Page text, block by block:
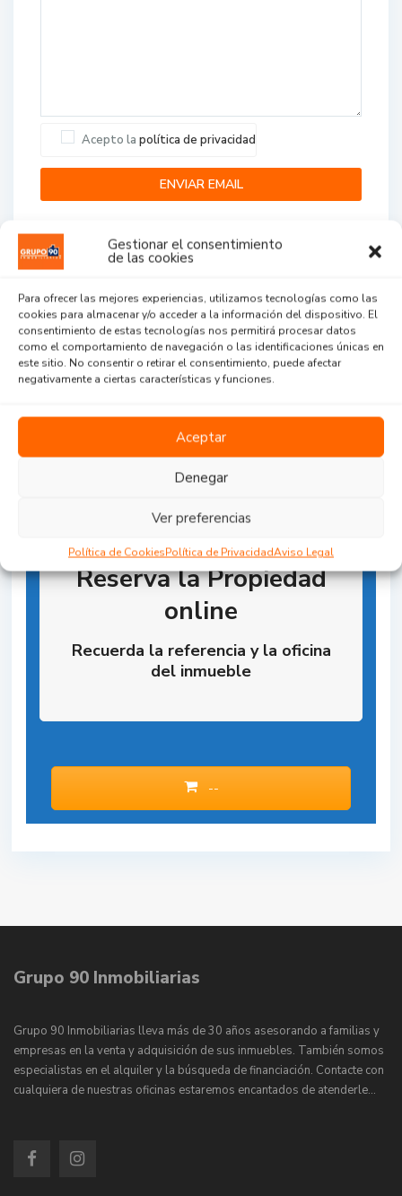
Gestionar el consentimiento
de las cookies
Para ofrecer las mejores experiencias, utilizamos tecnologías como las
cookies para almacenar y/o acceder a la información del dispositivo. El
consentimiento de estas tecnologías nos permitirá procesar datos
como el comportamiento de navegación o las identificaciones únicas en
este sitio. No consentir o retirar el consentimiento, puede afectar
negativamente a ciertas características y funciones.
Aceptar
Denegar
Ver preferencias
Política de CookiesPolítica de PrivacidadAviso Legal
Acepto la política de privacidad
Agent Reviews
...
Reserva la Propiedad
online
Recuerda la referencia y la oficina
del inmueble
--
Grupo 90 Inmobiliarias
Grupo 90 Inmobiliarias lleva más de 30 años asesorando a familias y
empresas en la venta y adquisición de sus inmuebles. También somos
especialistas en el alquiler y la búsqueda de financiación. Contacte con
cualquiera de nuestras oficinas estaremos encantados de atenderle…